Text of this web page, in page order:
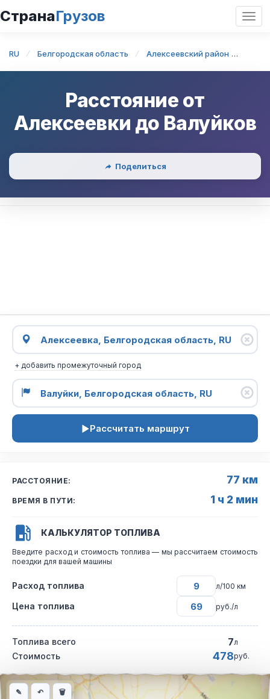
СтранаГрузов
RU Белгородская область Алексеевский район
Расстояние от
Алексеевки до Валуйков
Поделиться
+ добавить промежуточный город
Рассчитать маршрут
РАССТОЯНИЕ: 77 км
ВРЕМЯ В ПУТИ: 1 ч 2 мин
КАЛЬКУЛЯТОР ТОПЛИВА
Введите расход и стоимость топлива — мы рассчитаем стоимость
поездки для вашей машины
Расход топлива л/100 км
Цена топлива руб./л
Топлива всего 7л
Стоимость 478руб.
Интерактивная карта автомобильного маршрута из города
✎ ↶ 🗑